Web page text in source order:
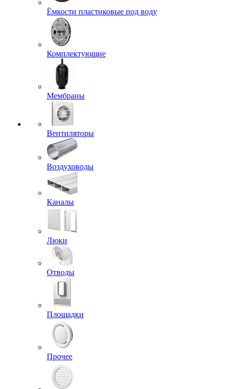
Ёмкости пластиковые под воду
Комплектующие
Мембраны
Вентиляторы
Воздуховоды
Каналы
Люки
Отводы
Площадки
Прочее